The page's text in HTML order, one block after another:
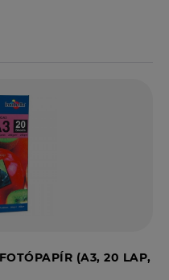
(A3, 20 LAP,